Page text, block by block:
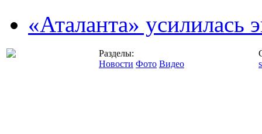
«Аталанта»
Разделы:
Новости Фото Видео